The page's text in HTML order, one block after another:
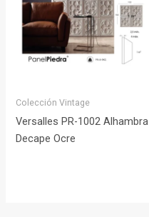
Colección Vintage
Versalles PR-1002 Alhambra
Decape Ocre